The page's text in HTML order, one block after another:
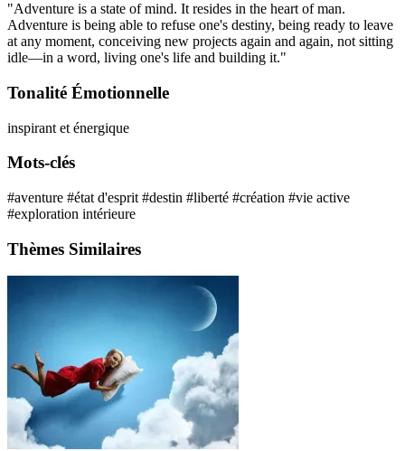
"Adventure is a state of mind. It resides in the heart of man.
Adventure is being able to refuse one's destiny, being ready to leave
at any moment, conceiving new projects again and again, not sitting
idle—in a word, living one's life and building it."
Tonalité Émotionnelle
inspirant et énergique
Mots-clés
#aventure #état d'esprit #destin #liberté #création #vie active
#exploration intérieure
Thèmes Similaires